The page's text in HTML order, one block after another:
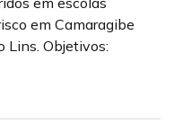
em Camaragibe
Lins. Objetivos: